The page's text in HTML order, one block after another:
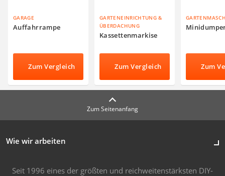
GARAGE
Auffahrrampe
Zum Vergleich
GARTENEINRICHTUNG &
ÜBERDACHUNG
Kassettenmarkise
Zum Vergleich Zum
Zum Seitenanfang
Wie wir arbeiten
Seit 1996 eines der größten und reichweitenstärksten DIY-